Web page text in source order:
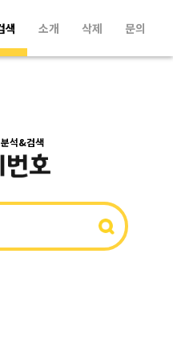
색 소개 삭제 문의
석&검색